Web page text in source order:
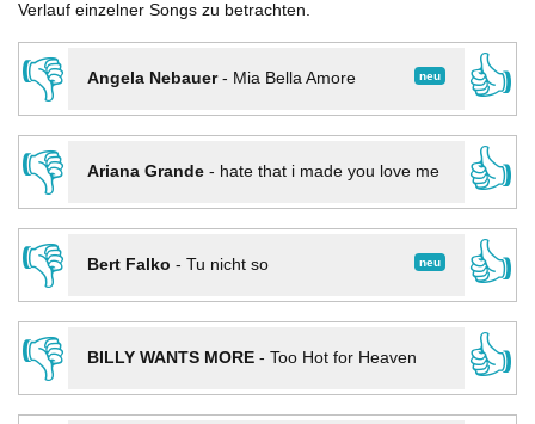
Verlauf einzelner Songs zu betrachten.
👎 neu
Angela Nebauer- Mia Bella Amore
👍
👎
Ariana Grande- hate that i made you love me
👍
👎
neu
Bert Falko - Tu nicht so
👍
👎
BILLY WANTS MORE- Too Hot for Heaven
👍